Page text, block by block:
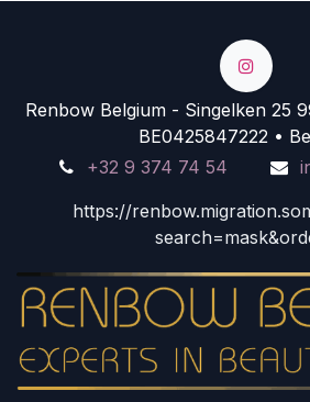
Renbow Belgium - Singelken 25
BE0425847222 •
+32 9 374 74 54
https://